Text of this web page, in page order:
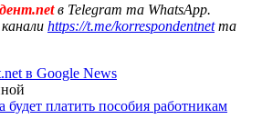
в Telegram та WhatsApp.
https://t.me/korrespondentnetта
в Google News
платить пособия работникам